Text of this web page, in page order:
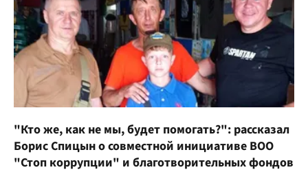
"Кто же, как не мы, будет помогать?": рассказал
Борис Спицын о совместной инициативе ВОО
"Стоп коррупции" и благотворительных фондов